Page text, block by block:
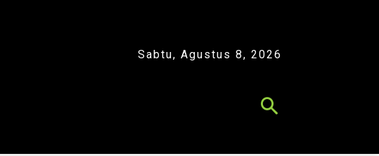
Sabtu, Agustus 8, 2026